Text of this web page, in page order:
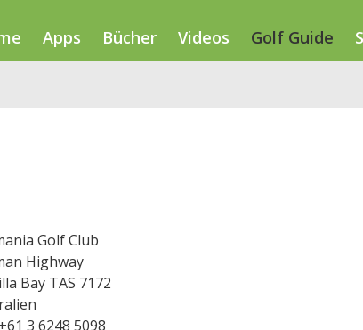
Apps Bücher Videos Golf Guide
Golf Club
Highway
Bay TAS 7172
3 6248 5098